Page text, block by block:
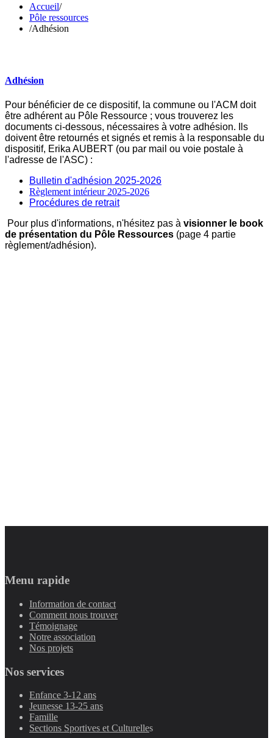
Accueil/
Pôle ressources
/Adhésion
Adhésion
Pour bénéficier de ce dispositif, la commune ou l'ACM doit
être adhérent au Pôle Ressource ; vous trouverez les
documents ci-dessous, nécessaires à votre adhésion. Ils
doivent être retournés et signés et remis à la responsable du
dispositif, Erika AUBERT (ou par mail ou voie postale à
l'adresse de l'ASC) :
Bulletin d'adhésion 2025-2026
Règlement intérieur 2025-2026
Procédures de retrait
Pour plus d'informations, n'hésitez pas à visionner le book
de présentation du Pôle Ressources (page 4 partie
règlement/adhésion).
Menu rapide
Information de contact
Comment nous trouver
Témoignage
Notre association
Nos projets
Nos services
Enfance 3-12 ans
Jeunesse 13-25 ans
Famille
Sections Sportives et Culturelles